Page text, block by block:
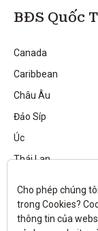
BĐS Quốc
Canada
Caribbean
Châu Âu
Đảo Síp
Úc
Thái Lan
Cho phép chúng
trong Cookies?
thông tin của